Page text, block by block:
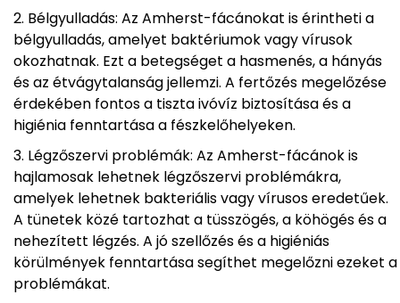
Bélgyulladás: Az Amherst-fácánokat is érintheti a
bélgyulladás, amelyet baktériumok vagy vírusok
okozhatnak. Ezt a betegséget a hasmenés, a hányás
és az étvágytalanság jellemzi. A fertőzés megelőzése
érdekében fontos a tiszta ivóvíz biztosítása és a
higiénia fenntartása a fészkelőhelyeken.
Légzőszervi problémák: Az Amherst-fácánok is
hajlamosak lehetnek légzőszervi problémákra,
amelyek lehetnek bakteriális vagy vírusos eredetűek.
A tünetek közé tartozhat a tüsszögés, a köhögés és a
nehezített légzés. A jó szellőzés és a higiéniás
körülmények fenntartása segíthet megelőzni ezeket a
problémákat.